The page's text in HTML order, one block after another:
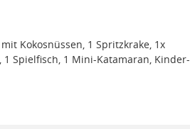
Kokosnüssen, 1 Spritzkrake, 1x
Spielfisch, 1 Mini-Katamaran, Kinder-